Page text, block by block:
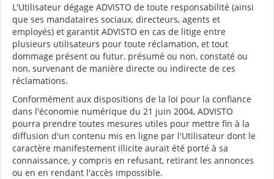
L'Utilisateur dégage ADVISTO de toute responsabilité (ainsi
que ses mandataires sociaux, directeurs, agents et
employés) et garantit ADVISTO en cas de litige entre
plusieurs utilisateurs pour toute réclamation, et tout
dommage présent ou futur, présumé ou non, constaté ou
non, survenant de manière directe ou indirecte de ces
réclamations.
Conformément aux dispositions de la loi pour la confiance
dans l'économie numérique du 21 juin 2004, ADVISTO
pourra prendre toutes mesures utiles pour mettre fin à la
diffusion d'un contenu mis en ligne par l'Utilisateur dont le
caractère manifestement illicite aurait été porté à sa
connaissance, y compris en refusant, retirant les annonces
ou en en rendant l'accès impossible.